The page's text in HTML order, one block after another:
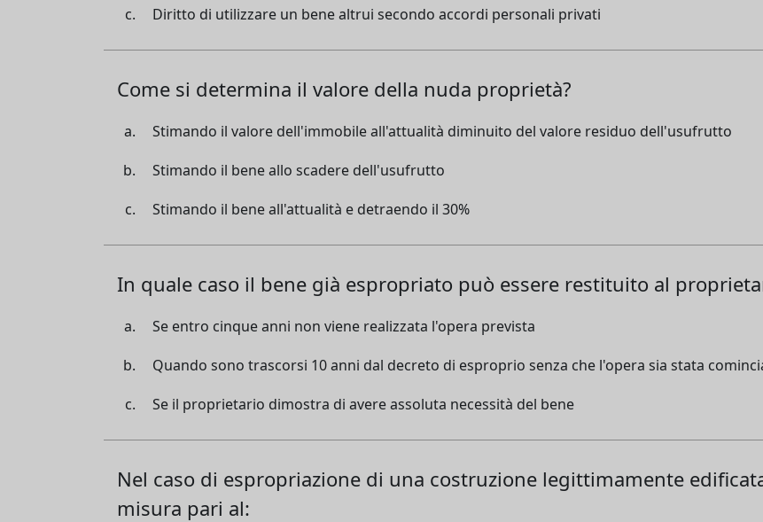
Diritto di utilizzare un bene altrui secondo accordi personali privati
Come si determina il valore della nuda proprietà?
Stimando il valore dell'immobile all'attualità diminuito del valore residuo dell'usufrutto
Stimando il bene allo scadere dell'usufrutto
Stimando il bene all'attualità e detraendo il 30%
In quale caso il bene già espropriato può essere restituito al
Se entro cinque anni non viene realizzata l'opera prevista
Quando sono trascorsi 10 anni dal decreto di esproprio senza che l'opera sia stata
Se il proprietario dimostra di avere assoluta necessità del bene
Nel caso di espropriazione di una costruzione legittimamente
misura pari al: